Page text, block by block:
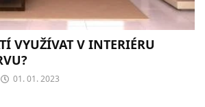
VYUŽÍVAT V INTERIÉRU
01. 01. 2023